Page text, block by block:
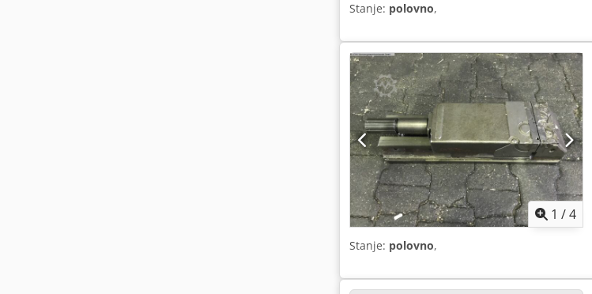
Stanje: polovno,
1 /4
Stanje: polovno,